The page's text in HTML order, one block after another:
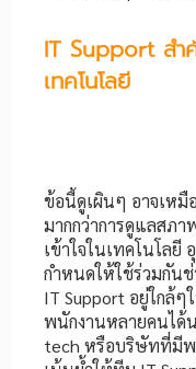
IT Support สำ
เทคโนโลยี
ข้อนี้ดูเผินๆ อาจเหมื
มากกว่าการดูแลสภา
เข้าใจในเทคโนโล
กำหนดให้ใช้ร่วมกันช่
IT Support อยู่ใกล้ๆ
พนักงานหลายคนได้
tech หรือบริษัทที่มีพ